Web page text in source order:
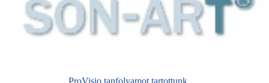
ProVisio tanfolyamot tartottunk,